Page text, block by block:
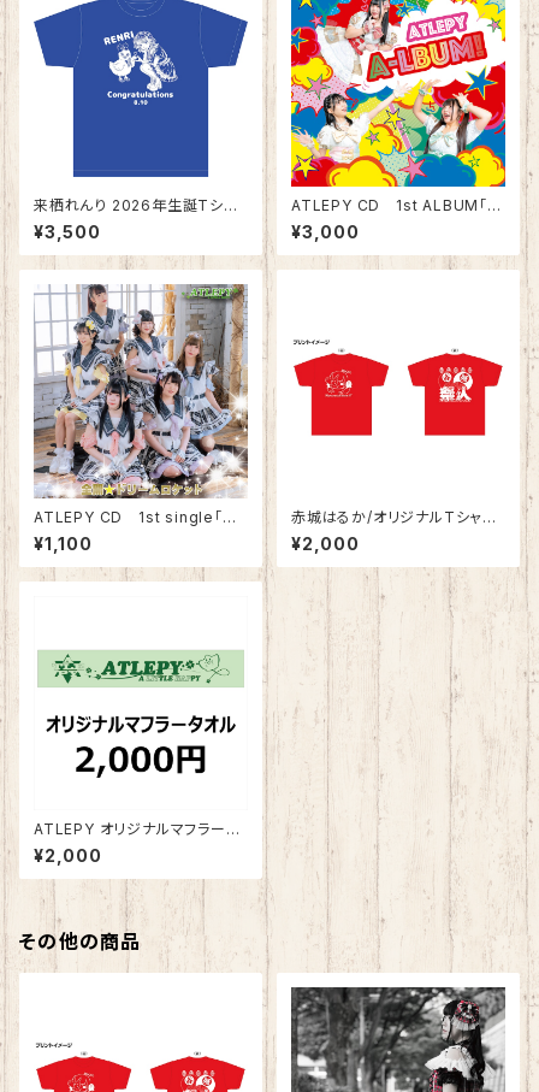
来栖れんり 2026年生誕Tシャ
ツ ※郵送限定
¥3,500
ATLEPY CD 1st ALBUM「A
-LBUM」
¥3,000
ATLEPY CD 1st single「全
開☆ドリームロケット」
¥1,100
赤城はるか/オリジナルTシャツ
(2021年10周年版)
¥2,000
ATLEPY オリジナルマフラータ
オル 2025版
¥2,000
その他の商品